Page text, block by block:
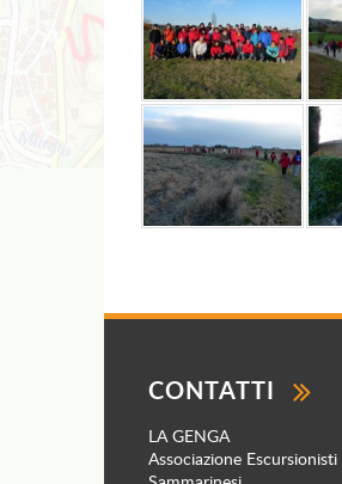
CONTATTI
LA GENGA
Associazione Escursionisti